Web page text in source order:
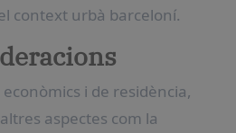
context urbà barceloní.
i de residència,
aspectes com la